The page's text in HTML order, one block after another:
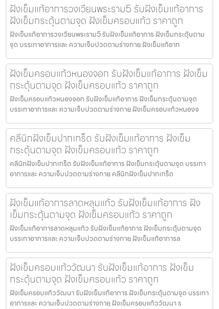
ฝังเข็มแก้อาการวงเวียนพระราม5 รับฝังเข็มแก้อาการ
ฝังเข็มกระตุ้นตามจุด ฝังเข็มครอบแก้ว ราคาถูก
ฝังเข็มแก้อาการวงเวียนพระราม5 รับฝังเข็มแก้อาการ ฝังเข็มกระตุ้นตาม
จุด บรรเทาอาการและ ความเจ็บปวดตามร่างกาย ฝังเข็มแก้อาก
ฝังเข็มครอบแก้วหนองจอก รับฝังเข็มแก้อาการ ฝังเข็ม
กระตุ้นตามจุด ฝังเข็มครอบแก้ว ราคาถูก
ฝังเข็มครอบแก้วหนองจอก รับฝังเข็มแก้อาการ ฝังเข็มกระตุ้นตามจุด
บรรเทาอาการและ ความเจ็บปวดตามร่างกาย ฝังเข็มครอบแก้วหนองจ
คลีนิกฝังเข็มปากเกร็ด รับฝังเข็มแก้อาการ ฝังเข็ม
กระตุ้นตามจุด ฝังเข็มครอบแก้ว ราคาถูก
คลีนิกฝังเข็มปากเกร็ด รับฝังเข็มแก้อาการ ฝังเข็มกระตุ้นตามจุด บรรเทา
อาการและ ความเจ็บปวดตามร่างกาย คลีนิกฝังเข็มปากเกร็ด
ฝังเข็มแก้อาการลาดหลุมแก้ว รับฝังเข็มแก้อาการ ฝัง
เข็มกระตุ้นตามจุด ฝังเข็มครอบแก้ว ราคาถูก
ฝังเข็มแก้อาการลาดหลุมแก้ว รับฝังเข็มแก้อาการ ฝังเข็มกระตุ้นตามจุด
บรรเทาอาการและ ความเจ็บปวดตามร่างกาย ฝังเข็มแก้อาการล
ฝังเข็มครอบแก้ววัฒนา รับฝังเข็มแก้อาการ ฝังเข็ม
กระตุ้นตามจุด ฝังเข็มครอบแก้ว ราคาถูก
ฝังเข็มครอบแก้ววัฒนา รับฝังเข็มแก้อาการ ฝังเข็มกระตุ้นตามจุด บรรเทา
อาการและ ความเจ็บปวดตามร่างกาย ฝังเข็มครอบแก้ววัฒนา ร